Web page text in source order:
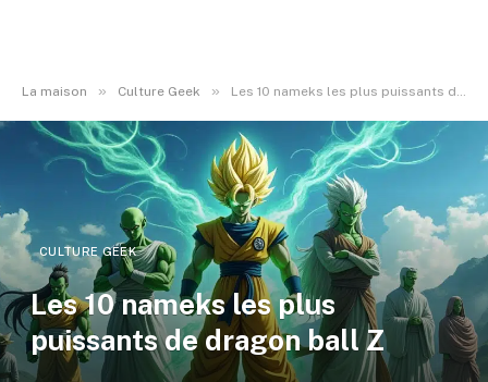
La maison » Culture Geek » Les 10 nameks les plus puissants de dragon ball Z
CULTURE GEEK
Les 10 nameks les plus
puissants de dragon ball Z